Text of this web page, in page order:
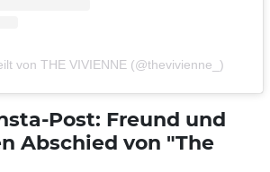
von THE VIVIENNE (@thevivienne_)
Post: Freund und
Abschied von "The